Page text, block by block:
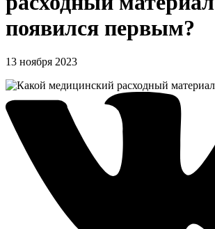
появился первым?
13 ноября 2023